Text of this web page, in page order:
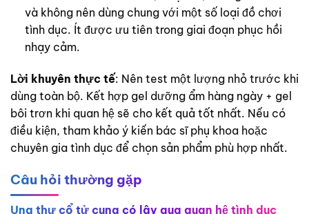
và không nên dùng chung với một số loại đồ chơi
tình dục. Ít được ưu tiên trong giai đoạn phục hồi
nhạy cảm.
Lời khuyên thực tế: Nên test một lượng nhỏ trước khi
dùng toàn bộ. Kết hợp gel dưỡng ẩm hàng ngày + gel
bôi trơn khi quan hệ sẽ cho kết quả tốt nhất. Nếu có
điều kiện, tham khảo ý kiến bác sĩ phụ khoa hoặc
chuyên gia tình dục để chọn sản phẩm phù hợp nhất.
Câu hỏi thường gặp
Ung thư cổ tử cung có lây qua quan hệ tình dục